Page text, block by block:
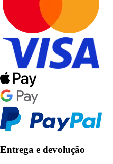
Entrega e devolução